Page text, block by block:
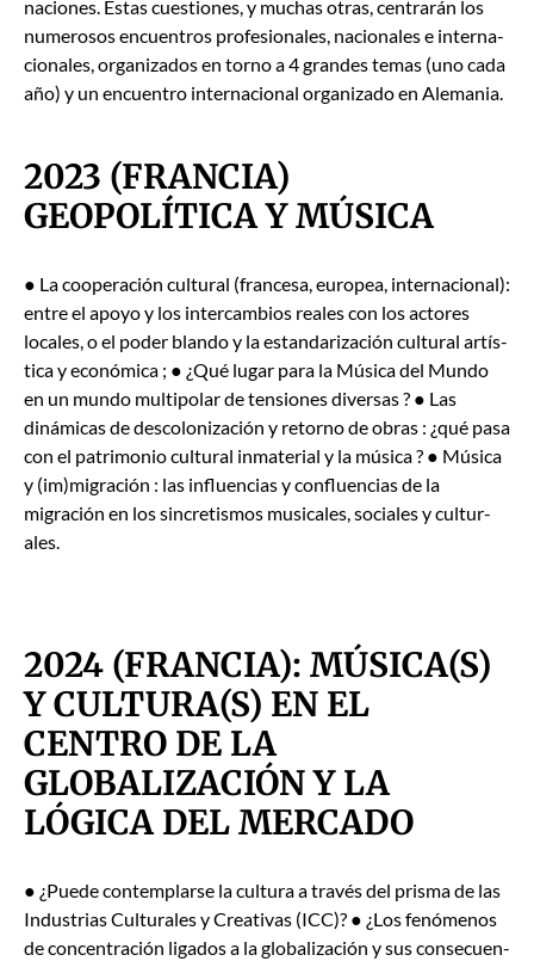
na­ciones. Estas cues­tiones, y muchas otras, cen­trarán los
numerosos encuen­tros pro­fe­sion­ales, nacionales e inter­na­
cionales, orga­ni­za­dos en torno a 4 grandes temas (uno cada
año) y un encuen­tro inter­na­cional orga­ni­za­do en Ale­ma­nia.
2023 (FRANCIA)
GEOPOLÍTICA Y MÚSICA
● La coop­eración cul­tur­al (france­sa, euro­pea, inter­na­cional):
entre el apoyo y los inter­cam­bios reales con los actores
locales, o el poder blan­do y la estandarización cul­tur­al artís­
ti­ca y económi­ca ; ● ¿Qué lugar para la Músi­ca del Mun­do
en un mun­do mul­ti­po­lar de ten­siones diver­sas ? ● Las
dinámi­cas de des­col­o­nización y retorno de obras : ¿qué pasa
con el pat­ri­mo­nio cul­tur­al inma­te­r­i­al y la músi­ca ? ● Músi­ca
y (im)migración : las influ­en­cias y con­flu­en­cias de la
migración en los sin­cretismos musi­cales, sociales y cul­tur­
ales.
2024 (FRANCIA): MÚSICA(S)
Y CULTURA(S) EN EL
CENTRO DE LA
GLOBALIZACIÓN Y LA
LÓGICA DEL MERCADO
● ¿Puede con­tem­plarse la cul­tura a través del pris­ma de las
Indus­trias Cul­tur­ales y Cre­ati­vas (ICC)? ● ¿Los fenó­menos
de con­cen­tración lig­a­dos a la glob­al­ización y sus con­se­cuen­